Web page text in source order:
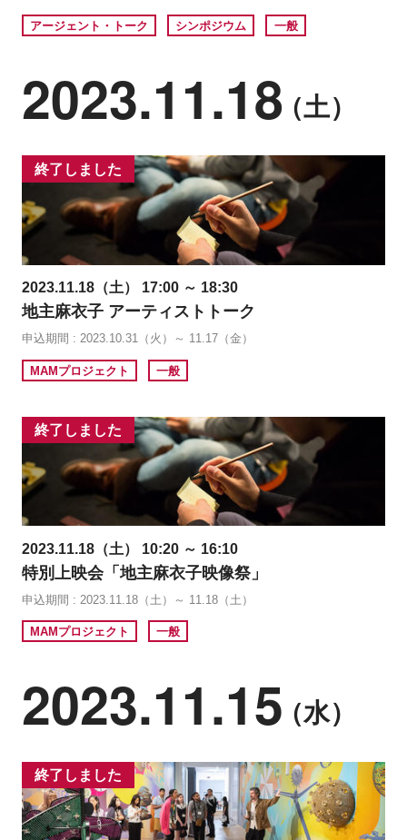
アージェント・トーク シンポジウム 一般
2023.11.18（土）
終了しました
2023.11.18（土） 17:00 ～ 18:30
地主麻衣子 アーティストトーク
申込期間 : 2023.10.31（火）～ 11.17（金）
MAMプロジェクト 一般
終了しました
2023.11.18（土） 10:20 ～ 16:10
特別上映会「地主麻衣子映像祭」
申込期間 : 2023.11.18（土）～ 11.18（土）
MAMプロジェクト 一般
2023.11.15（水）
終了しました